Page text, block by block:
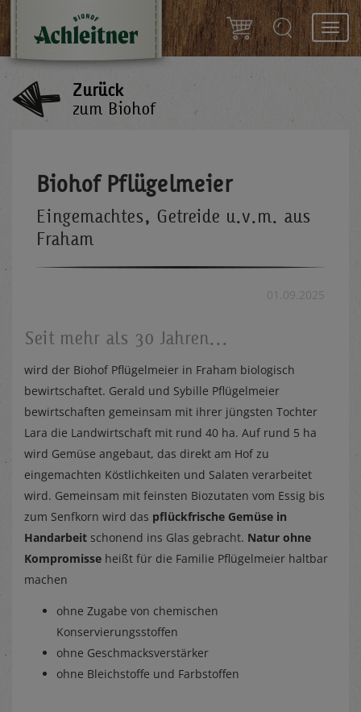
Zurück
zum Biohof
Biohof Pflügelmeier
Eingemachtes, Getreide u.v.m. aus
Fraham
01.09.2025
Seit mehr als 30 Jahren...
wird der Biohof Pflügelmeier in Fraham biologisch
bewirtschaftet. Gerald und Sybille Pflügelmeier
bewirtschaften gemeinsam mit ihrer jüngsten Tochter
Lara die Landwirtschaft mit rund 40 ha. Auf rund 5 ha
wird Gemüse angebaut, das direkt am Hof zu
eingemachten Köstlichkeiten und Salaten verarbeitet
wird. Gemeinsam mit feinsten Biozutaten vom Essig bis
zum Senfkorn wird das pflückfrische Gemüse in
Handarbeit schonend ins Glas gebracht. Natur ohne
Kompromisse heißt für die Familie Pflügelmeier haltbar
machen
ohne Zugabe von chemischen
Konservierungsstoffen
ohne Geschmacksverstärker
ohne Bleichstoffe und Farbstoffen